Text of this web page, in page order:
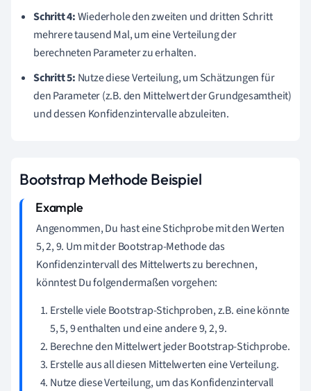
Schritt 4:Wiederhole den zweiten und dritten Schritt
mehrere tausend Mal, um eine Verteilung der
berechneten Parameter zu erhalten.
Schritt 5: Nutze diese Verteilung, um Schätzungen für
den Parameter (z.B. den Mittelwert der Grundgesamtheit)
und dessen Konfidenzintervalle abzuleiten.
Bootstrap Methode Beispiel
Angenommen, Du hast eine Stichprobe mit den Werten
5, 2, 9. Um mit der Bootstrap-Methode das
Konfidenzintervall des Mittelwerts zu berechnen,
könntest Du folgendermaßen vorgehen:
Erstelle viele Bootstrap-Stichproben, z.B. eine könnte
5, 5, 9 enthalten und eine andere 9, 2, 9.
Berechne den Mittelwert jeder Bootstrap-Stichprobe.
Erstelle aus all diesen Mittelwerten eine Verteilung.
Nutze diese Verteilung, um das Konfidenzintervall